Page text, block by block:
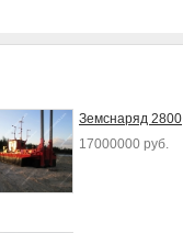
Земснаряд 2800
17000000 руб.